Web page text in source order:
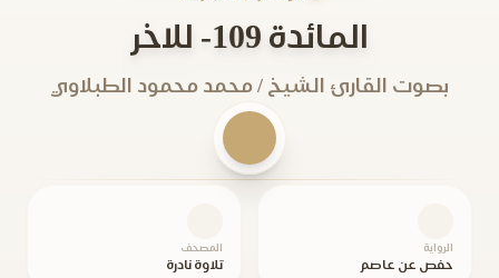
المائدة 109- للاخر
بصوت القارئ الشيخ / محمد محمود الطبلاوي
الرواية
حفص عن عاصم
المصحف
تلاوة نادرة